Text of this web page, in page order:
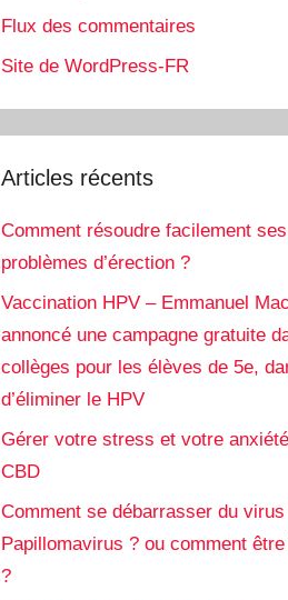
Flux des commentaires
Site de WordPress-FR
Articles récents
Comment résoudre facilement ses
problèmes d’érection ?
Vaccination HPV – Emmanuel
annoncé une campagne gratuite
collèges pour les élèves de 5e,
d’éliminer le HPV
Gérer votre stress et votre
CBD
Comment se débarrasser du
Papillomavirus ? ou comment
?